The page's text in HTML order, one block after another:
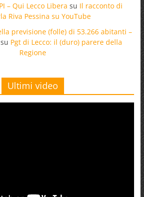
– Qui Lecco Libera su Il racconto di
Riva Pessina su YouTube
previsione (folle) di 53.266 abitanti –
su Pgt di Lecco: il (duro) parere della
Regione
Ultimi video